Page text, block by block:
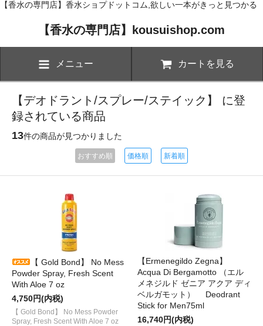
【香水の専門店】香水ショプドットコム,欲しい一本がきっと見つかる
【香水の専門店】kousuishop.com
メニュー カートを見る
【デオドラント/スプレー/ステイック】 に登
録されている商品
13件の商品が見つかりました
おすすめ順 価格順 新着順
【 Gold Bond】 No Mess
Powder Spray, Fresh Scent
With Aloe 7 oz
4,750円(内税)
【 Gold Bond】 No Mess Powder
Spray, Fresh Scent With Aloe 7 oz
【Ermenegildo Zegna】
Acqua Di Bergamotto （エル
メネジルド ゼニア アクア ディ
ベルガモット） Deodrant
Stick for Men75ml
16,740円(内税)